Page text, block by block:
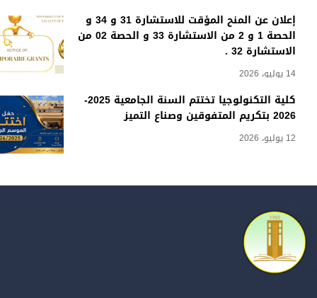
إعلان عن المنح المؤقت للاستشارة 31 و 34 و
الحصة 1 و 2 من الاستشارة 33 و الحصة 02 من
الاستشارة 32 .
14 يوليو، 2026
كلية التكنولوجيا تختتم السنة الجامعية 2025-
2026 بتكريم المتفوقين وصناع التميز
12 يوليو، 2026